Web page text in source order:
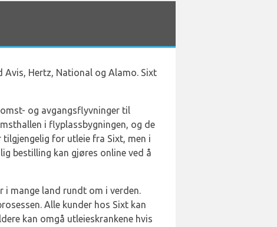
Avis, Hertz, National og Alamo. Sixt
og avgangsflyvninger til
i flyplassbygningen, og de
for utleie fra Sixt, men i
bestilling kan gjøres online ved å
i mange land rundt om i verden.
Alle kunder hos Sixt kan
kan omgå utleieskrankene hvis